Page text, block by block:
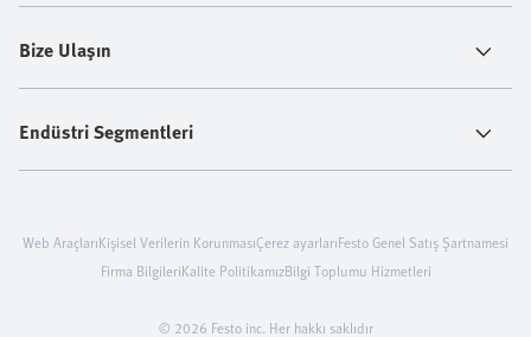
Bize Ulaşın
Endüstri Segmentleri
© 2026 Festo inc. Her hakkı saklıdır
Web AraçlarıKişisel Verilerin KorunmasıÇerez ayarlarıFesto Genel Satış Şartnamesi
Firma BilgileriKalite PolitikamızBilgi Toplumu Hizmetleri